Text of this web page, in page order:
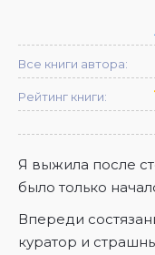
Все книги автора:
Рейтинг книги:
Я выжила после
было только
Впереди
куратор и